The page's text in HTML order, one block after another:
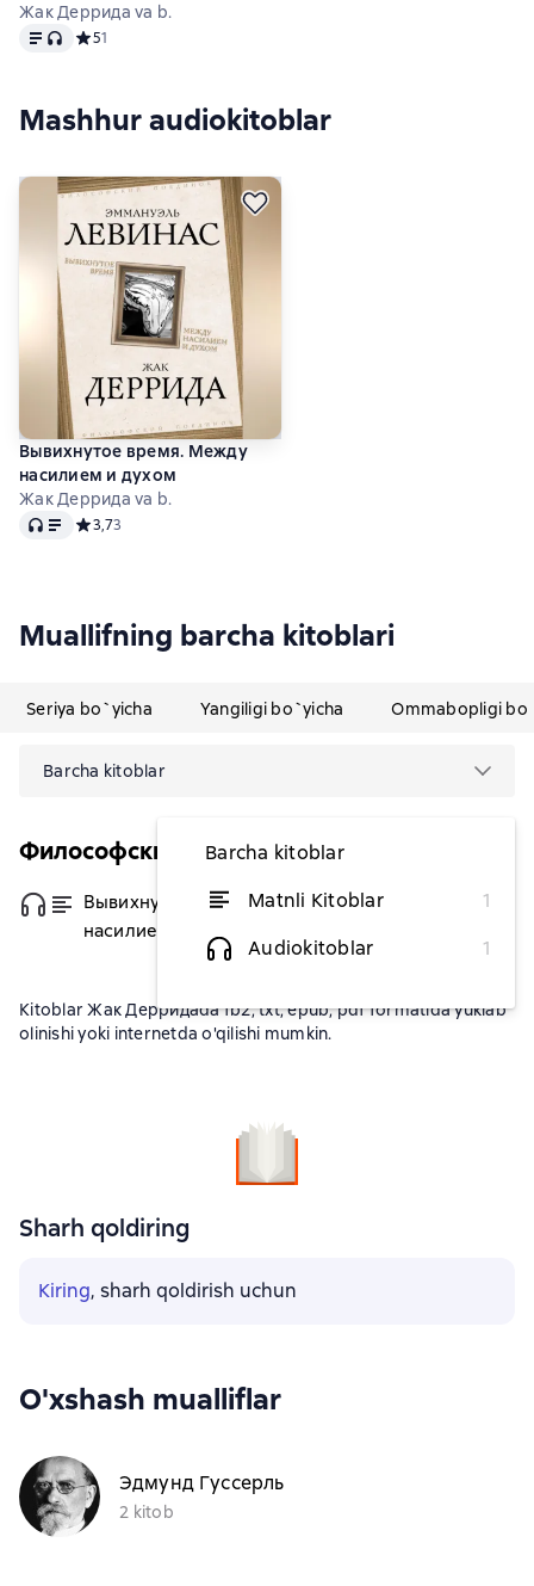
духом
Жак Деррида va b.
Matn, audio format mavjud
Средний рейтинг 5 на основе 1 оценок
51
Mashhur audiokitoblar
Вывихнутое время. Между
насилием и духом
Жак Деррида va b.
Audio Средний рейтинг 3,7 на основе 3 оценок
3,73
Muallifning barcha kitoblari
Seriya bo`yicha Yangiligi bo`yicha Ommabopligi
Barcha kitoblar
Barcha kitoblar
Matnli Kitoblar
1
Audiokitoblar
1
Философский поединок
Вывихнутое время. Между
насилием и духом
dan 80 640,42 soʻm
Kitoblar Жак Дерридаda fb2, txt, epub, pdf formatida yuklab
olinishi yoki internetda o'qilishi mumkin.
Sharh qoldiring
Kiring, sharh qoldirish uchun
O'xshash mualliflar
Эдмунд Гуссерль
2 kitob